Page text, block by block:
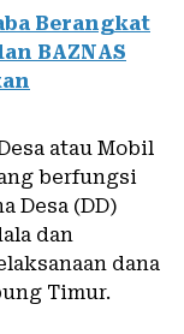
Berangkat
BAZNAS
atau Mobil
berfungsi
Desa (DD)
dan
dana
Timur.